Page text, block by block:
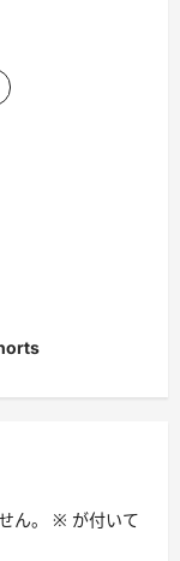
ん。 ※ が付いて